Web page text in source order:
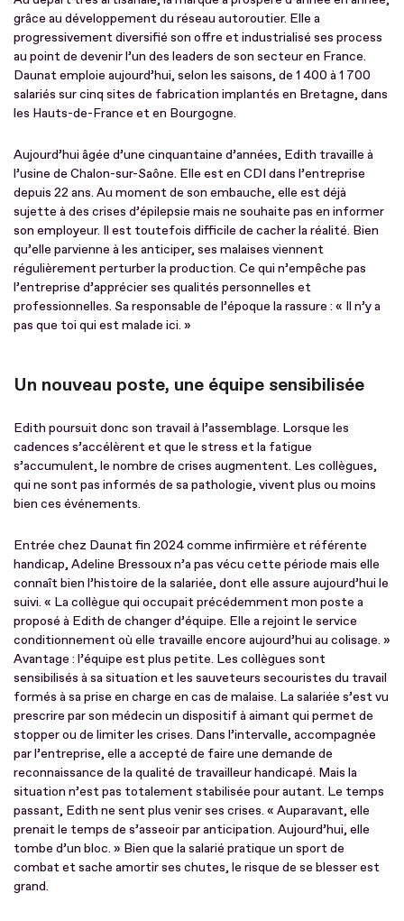
grâce au développement du réseau autoroutier. Elle a
progressivement diversifié son offre et industrialisé ses process
au point de devenir l’un des leaders de son secteur en France.
Daunat emploie aujourd’hui, selon les saisons, de 1 400 à 1 700
salariés sur cinq sites de fabrication implantés en Bretagne, dans
les Hauts-de-France et en Bourgogne.
Aujourd’hui âgée d’une cinquantaine d’années, Edith travaille à
l’usine de Chalon-sur-Saône. Elle est en CDI dans l’entreprise
depuis 22 ans. Au moment de son embauche, elle est déjà
sujette à des crises d’épilepsie mais ne souhaite pas en informer
son employeur. Il est toutefois difficile de cacher la réalité. Bien
qu’elle parvienne à les anticiper, ses malaises viennent
régulièrement perturber la production. Ce qui n’empêche pas
l’entreprise d’apprécier ses qualités personnelles et
professionnelles. Sa responsable de l’époque la rassure : « Il n’y a
pas que toi qui est malade ici. »
Un nouveau poste, une équipe sensibilisée
Edith poursuit donc son travail à l’assemblage. Lorsque les
cadences s’accélèrent et que le stress et la fatigue
s’accumulent, le nombre de crises augmentent. Les collègues,
qui ne sont pas informés de sa pathologie, vivent plus ou moins
bien ces événements.
Entrée chez Daunat fin 2024 comme infirmière et référente
handicap, Adeline Bressoux n’a pas vécu cette période mais elle
connaît bien l’histoire de la salariée, dont elle assure aujourd’hui le
suivi. « La collègue qui occupait précédemment mon poste a
proposé à Edith de changer d’équipe. Elle a rejoint le service
conditionnement où elle travaille encore aujourd’hui au colisage. »
Avantage : l’équipe est plus petite. Les collègues sont
sensibilisés à sa situation et les sauveteurs secouristes du travail
formés à sa prise en charge en cas de malaise. La salariée s’est vu
prescrire par son médecin un dispositif à aimant qui permet de
stopper ou de limiter les crises. Dans l’intervalle, accompagnée
par l’entreprise, elle a accepté de faire une demande de
reconnaissance de la qualité de travailleur handicapé. Mais la
situation n’est pas totalement stabilisée pour autant. Le temps
passant, Edith ne sent plus venir ses crises. « Auparavant, elle
prenait le temps de s’asseoir par anticipation. Aujourd’hui, elle
tombe d’un bloc. » Bien que la salarié pratique un sport de
combat et sache amortir ses chutes, le risque de se blesser est
grand.